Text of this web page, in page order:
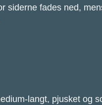
fades ned,
langt, pjusket og